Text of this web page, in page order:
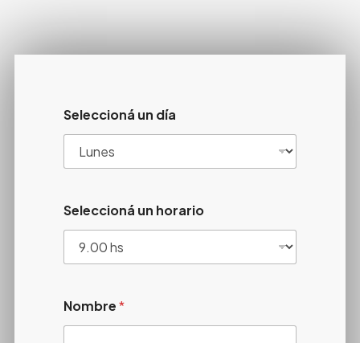
Seleccioná un día
Seleccioná un horario
Nombre*